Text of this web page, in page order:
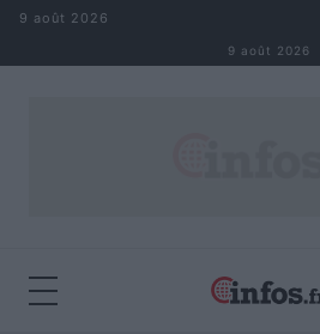
Aller au contenu
9 août 2026
9 août 2026